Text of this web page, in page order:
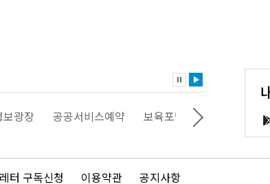
광장 공공서비스예약 보육포털
내
울'을
다
로
G
o
o
l
터 구독신청 이용약관 공지사항